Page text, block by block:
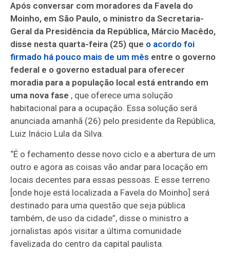
Após conversar com moradores da Favela do
Moinho, em São Paulo, o ministro da Secretaria-
Geral da Presidência da República, Márcio Macêdo,
disse nesta quarta-feira (25) que o acordo foi
firmado há pouco mais de um mês entre o governo
federal e o governo estadual para oferecer
moradia para a população local está entrando em
uma nova fase , que oferece uma solução
habitacional para a ocupação. Essa solução será
anunciada amanhã (26) pelo presidente da República,
Luiz Inácio Lula da Silva.
“É o fechamento desse novo ciclo e a abertura de um
outro e agora as coisas vão andar para locação em
locais decentes para essas pessoas. E esse terreno
[onde hoje está localizada a Favela do Moinho] será
destinado para uma questão que seja pública
também, de uso da cidade”, disse o ministro a
jornalistas após visitar a última comunidade
favelizada do centro da capital paulista.